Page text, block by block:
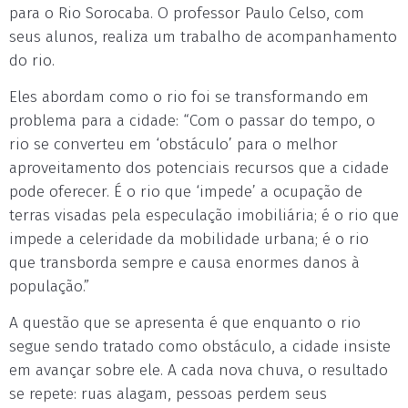
para o Rio Sorocaba. O professor Paulo Celso, com
seus alunos, realiza um trabalho de acompanhamento
do rio.
Eles abordam como o rio foi se transformando em
problema para a cidade: “Com o passar do tempo, o
rio se converteu em ‘obstáculo’ para o melhor
aproveitamento dos potenciais recursos que a cidade
pode oferecer. É o rio que ‘impede’ a ocupação de
terras visadas pela especulação imobiliária; é o rio que
impede a celeridade da mobilidade urbana; é o rio
que transborda sempre e causa enormes danos à
população.”
A questão que se apresenta é que enquanto o rio
segue sendo tratado como obstáculo, a cidade insiste
em avançar sobre ele. A cada nova chuva, o resultado
se repete: ruas alagam, pessoas perdem seus